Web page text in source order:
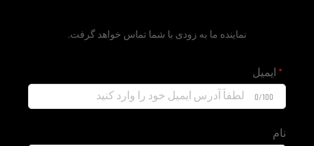
نماینده ما به زودی با شما تماس خواهد گرفت.
ایمیل
0/100
نام